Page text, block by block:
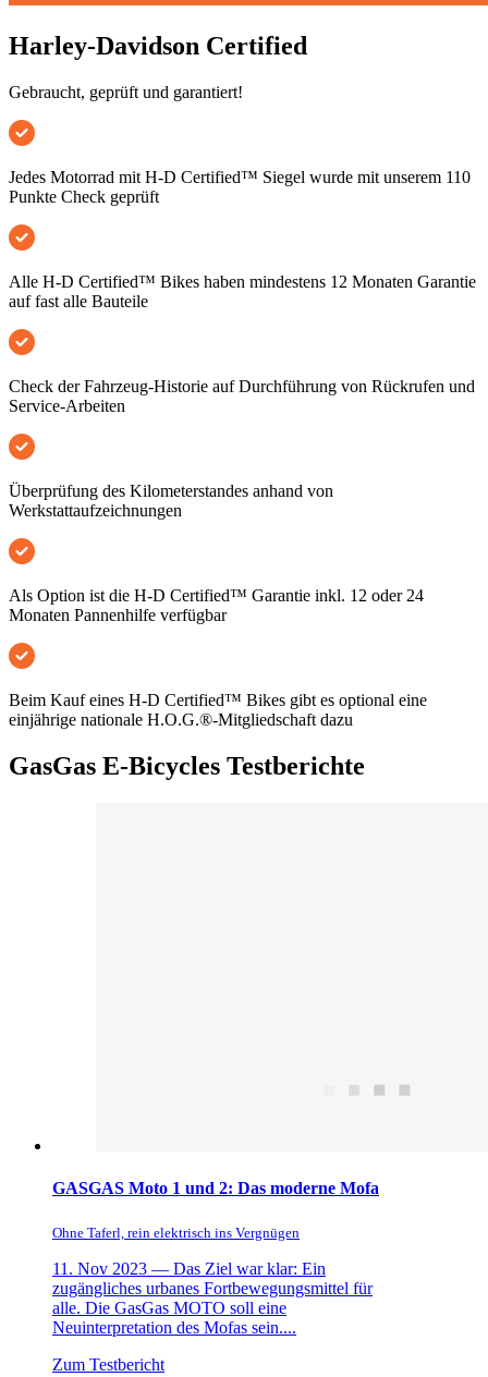
Harley-Davidson Certified
Gebraucht, geprüft und garantiert!
Jedes Motorrad mit H-D Certified™ Siegel wurde mit unserem 110
Punkte Check geprüft
Alle H-D Certified™ Bikes haben mindestens 12 Monaten Garantie
auf fast alle Bauteile
Check der Fahrzeug-Historie auf Durchführung von Rückrufen und
Service-Arbeiten
Überprüfung des Kilometerstandes anhand von
Werkstattaufzeichnungen
Als Option ist die H-D Certified™ Garantie inkl. 12 oder 24
Monaten Pannenhilfe verfügbar
Beim Kauf eines H-D Certified™ Bikes gibt es optional eine
einjährige nationale H.O.G.®-Mitgliedschaft dazu
GasGas E-Bicycles Testberichte
GASGAS Moto 1 und 2: Das moderne Mofa
Ohne Taferl, rein elektrisch ins Vergnügen
11. Nov 2023 — Das Ziel war klar: Ein
zugängliches urbanes Fortbewegungsmittel für
alle. Die GasGas MOTO soll eine
Neuinterpretation des Mofas sein....
Zum Testbericht